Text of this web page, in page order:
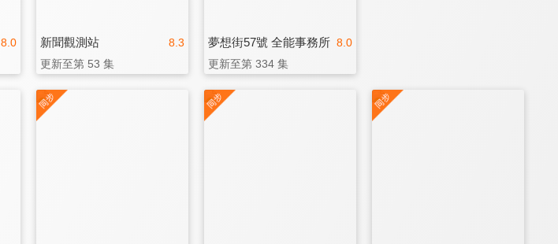
8.0 8.3
新聞觀測站
更新至第 53 集
8.0
夢想街57號 全能事務所
更新至第 334 集